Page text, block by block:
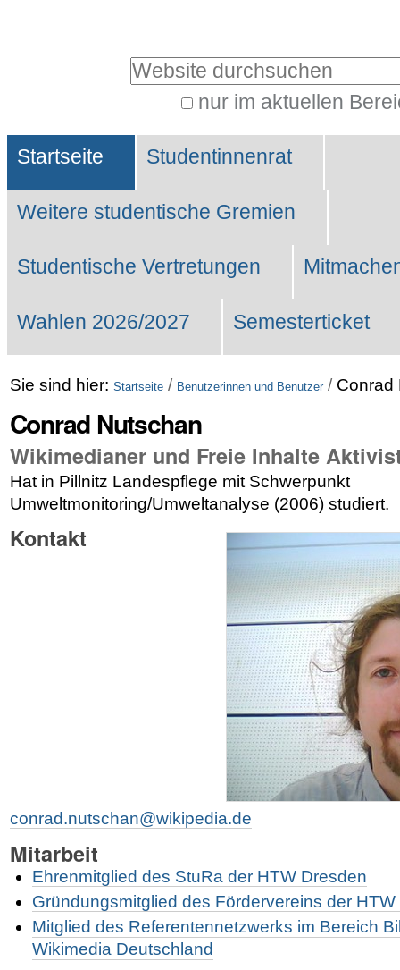
Website durchsuchen
nur im aktuellen
Suche…
Sektionen
Startseite Studentinnenrat
Weitere studentische Gremien
Studentische Vertretungen
Wahlen 2026/2027 Semesterticket
Sie sind hier: Startseite / Benutzerinnen und Benutzer / Conrad
Conrad Nutschan
Wikimedianer und Freie Inhalte
Hat in Pillnitz Landespflege mit Schwerpunkt
Umweltmonitoring/Umweltanalyse (2006) studiert.
Kontakt
conrad.nutschan@wikipedia.de
Mitarbeit
Ehrenmitglied des StuRa der HTW Dresden
Gründungsmitglied des Fördervereins der
Mitglied des Referentennetzwerks im Bereich
Wikimedia Deutschland